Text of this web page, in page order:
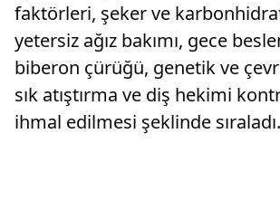
faktörleri, şeker ve
yetersiz ağız bakımı, gece
biberon çürüğü, genetik ve
sık atıştırma ve diş hekimi
ihmal edilmesi şeklinde sıraladı.